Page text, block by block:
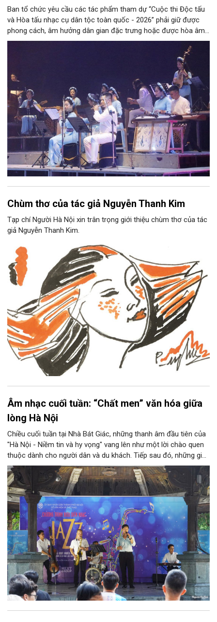
Ban tổ chức yêu cầu các tác phẩm tham dự “Cuộc thi Độc tấu
và Hòa tấu nhạc cụ dân tộc toàn quốc - 2026” phải giữ được
phong cách, âm hưởng dân gian đặc trưng hoặc được hòa âm,
phối khí mới trên nền tảng làn điệu âm nhạc truyền thống Việt
Nam, đồng thời phải được trình diễn trực tiếp bằng nhạc cụ dân
Chùm thơ của tác giả Nguyễn Thanh Kim
Tạp chí Người Hà Nội xin trân trọng giới thiệu chùm thơ của tác
giả Nguyễn Thanh Kim.
Âm nhạc cuối tuần: “Chất men” văn hóa giữa
lòng Hà Nội
Chiều cuối tuần tại Nhà Bát Giác, những thanh âm đầu tiên của
"Hà Nội - Niềm tin và hy vọng" vang lên như một lời chào quen
thuộc dành cho người dân và du khách. Tiếp sau đó, những giai
điệu jazz kinh điển của thế giới lần lượt cất lên qua phần biểu
diễn của NSƯT Quyền Văn Minh và các nghệ sĩ Bình Minh Jazz
Club, mở ra một không gian âm nhạc giàu cảm xúc ngay giữa
trung tâm Thủ đô.